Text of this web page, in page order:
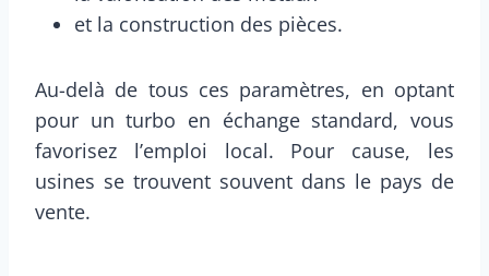
et la construction des pièces.
Au-delà de tous ces paramètres, en optant
pour un turbo en échange standard, vous
favorisez l’emploi local. Pour cause, les
usines se trouvent souvent dans le pays de
vente.